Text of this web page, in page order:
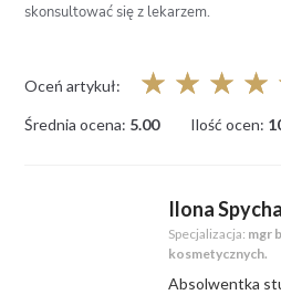
skonsultować się z lekarzem.
Oceń artykuł: ☆ ☆ ☆ ☆
Średnia ocena: 5.00 Ilość ocen:
Ilona
Specjalizacja: mgr
kosmetycznych.
Absolwentka